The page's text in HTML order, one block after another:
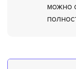
можно